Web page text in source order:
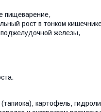
пищеварение,
рост в тонком
поджелудочной железы,
картофель,